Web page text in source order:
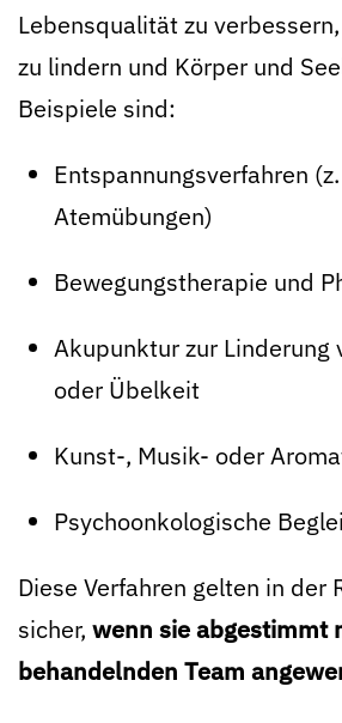
Lebensqualität zu
zu lindern und Körper und
Beispiele sind:
Entspannungsverfahren
Atemübungen)
Bewegungstherapie und
Akupunktur zur Linderung
oder Übelkeit
Kunst-, Musik- oder
Psychoonkologische
Diese Verfahren gelten in der
sicher, wenn sie abgestimmt
behandelnden Team